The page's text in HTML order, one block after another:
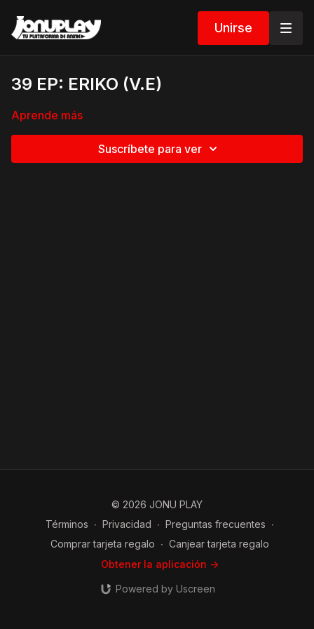
Unirse
39 EP: ERIKO (V.E)
Aprende más
Suscríbete para ver
© 2026 JONU PLAY
Términos ∙ Privacidad ∙ Preguntas frecuentes ∙
Comprar tarjeta regalo ∙ Canjear tarjeta regalo
Obtener la aplicación ->
Powered by Uscreen